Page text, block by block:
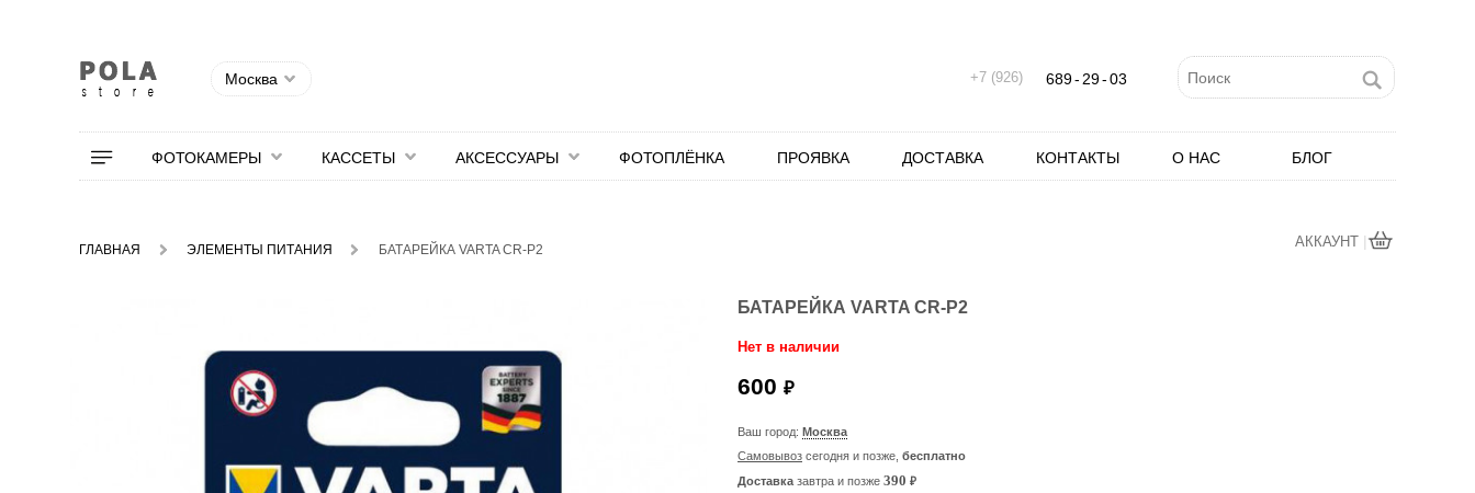
АККАУНТ |
Москва
ФОТОКАМЕРЫ КАССЕТЫ АКСЕССУАРЫ ФОТОПЛЁНКА ПРОЯВКА ДОСТАВКА КОНТАКТЫ О НАС БЛОГ
+7 (926) 689- 29-03
ГЛАВНАЯ ЭЛЕМЕНТЫ ПИТАНИЯ БАТАРЕЙКА VARTA CR-P2
БАТАРЕЙКА VARTA CR-P2
Нет в наличии
600 ₽
Ваш город: Москва
Самовывоз сегодня и позже, бесплатно
Доставка завтра и позже 390 ₽